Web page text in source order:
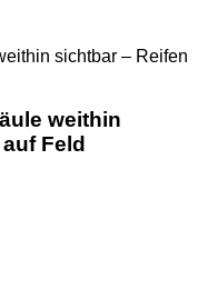
weithin
Feld